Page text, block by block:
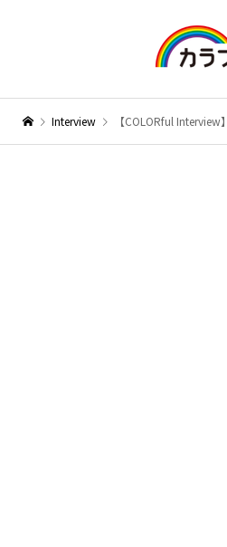
Interview 【COLORful Interview】桜井はやと 7年ぶりの